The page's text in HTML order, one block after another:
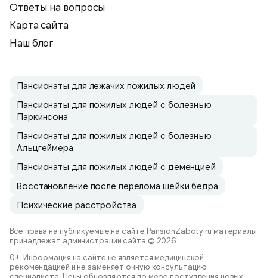
Ответы на вопросы
Карта сайта
Наш блог
Пансионаты для лежачих пожилых людей
Пансионаты для пожилых людей с болезнью
Паркинсона
Пансионаты для пожилых людей с болезнью
Альцгеймера
Пансионаты для пожилых людей с деменцией
Восстановление после перелома шейки бедра
Психические расстройства
Все права на публикуемые на сайте PansionZaboty.ru материалы
принадлежат администрации сайта © 2026.
0+. Информация на сайте не является медицинской
рекомендацией и не заменяет очную консультацию